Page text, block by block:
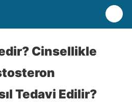
Cinsellikle
Tedavi Edilir?